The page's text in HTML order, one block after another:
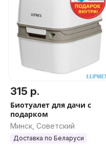
Несъемный с
бак
Т-образная 360*,
расход воды – 50 мл
Углубление по всей
любого положения
Специальная
закрытие крышки
удобным
С противоскользящими
использования не
Максимальная нагрузка
315 р.
Биотуалет для дачи с
подарком
Минск, Советский
Доставка по Беларуси